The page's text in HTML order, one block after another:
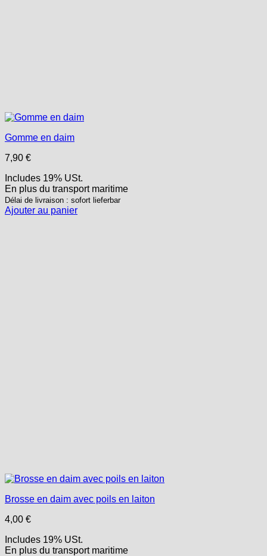
Gomme en daim
7,90 €
Includes 19% USt.
En plus du transportmaritime
Délai de livraison : sofort lieferbar
Ajouter au panier
Brosse en daim avec poils en laiton
4,00 €
Includes 19% USt.
En plus du transportmaritime